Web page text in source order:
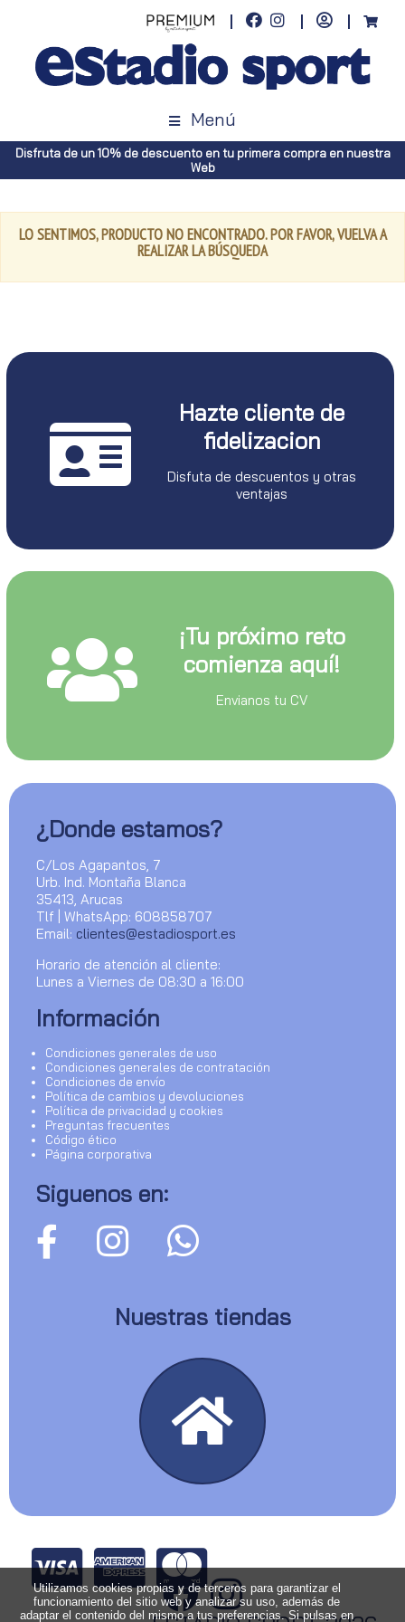
Menú
Disfruta de un 10% de descuento en tu primera compra en nuestra
Web
LO SENTIMOS, PRODUCTO NO ENCONTRADO. POR FAVOR, VUELVA A
REALIZAR LA BÚSQUEDA
Hazte cliente de
fidelizacion
Disfuta de descuentos y otras
ventajas
¡Tu próximo reto
comienza aquí!
Envianos tu CV
¿Donde estamos?
C/Los Agapantos, 7
Urb. Ind. Montaña Blanca
35413, Arucas
Tlf | WhatsApp: 608858707
Email: clientes@estadiosport.es
Horario de atención al cliente:
Lunes a Viernes de 08:30 a 16:00
Información
Condiciones generales de uso
Condiciones generales de contratación
Condiciones de envío
Política de cambios y devoluciones
Política de privacidad y cookies
Preguntas frecuentes
Código ético
Página corporativa
Siguenos en:
Nuestras tiendas
Utilizamos cookies propias y de terceros para garantizar el
funcionamiento del sitio web y analizar su uso, además de
adaptar el contenido del mismo a tus preferencias. Si pulsas en